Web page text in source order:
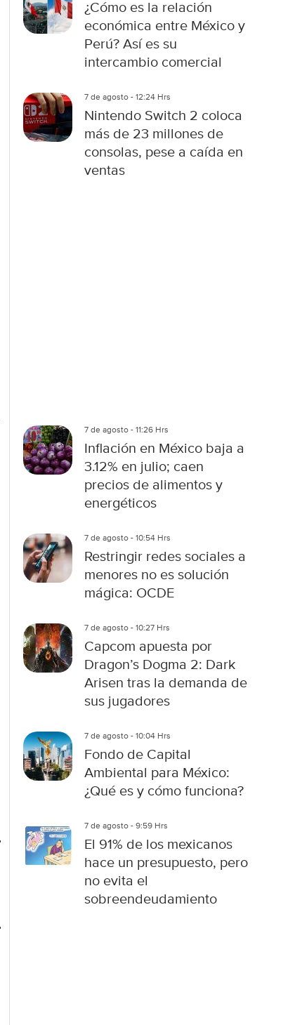
¿Cómo es la relación
económica entre México y
Perú? Así es su
intercambio comercial
7 de agosto - 12:24 Hrs
Nintendo Switch 2 coloca
más de 23 millones de
consolas, pese a caída en
ventas
7 de agosto - 11:26 Hrs
Inflación en México baja a
3.12% en julio; caen
precios de alimentos y
energéticos
7 de agosto - 10:54 Hrs
Restringir redes sociales a
menores no es solución
mágica: OCDE
7 de agosto - 10:27 Hrs
Capcom apuesta por
Dragon’s Dogma 2: Dark
Arisen tras la demanda de
sus jugadores
7 de agosto - 10:04 Hrs
Fondo de Capital
Ambiental para México:
¿Qué es y cómo funciona?
7 de agosto - 9:59 Hrs
El 91% de los mexicanos
hace un presupuesto, pero
no evita el
sobreendeudamiento